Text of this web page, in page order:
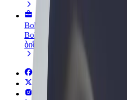
Bolt ბიზნესისთვის
Bolt-ის პროდუქტები და
ბიზნესისთვის